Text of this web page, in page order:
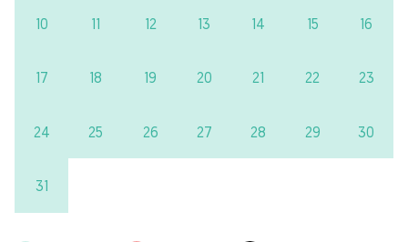
10 11 12 13 14 15 16
17 18 19 20 21 22 23
24 25 26 27 28 29 30
31